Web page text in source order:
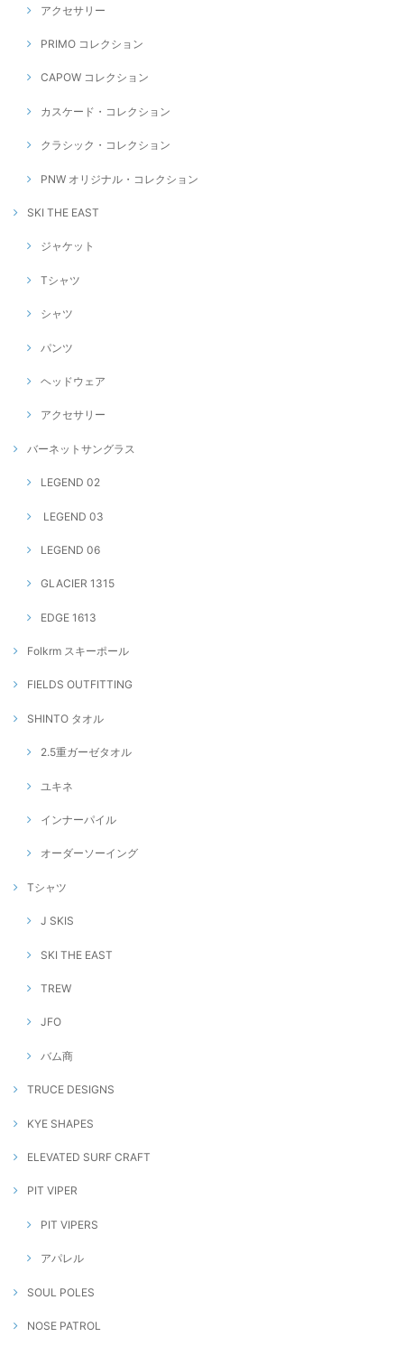
アクセサリー
PRIMO コレクション
CAPOW コレクション
カスケード・コレクション
クラシック・コレクション
PNW オリジナル・コレクション
SKI THE EAST
ジャケット
Tシャツ
シャツ
パンツ
ヘッドウェア
アクセサリー
バーネットサングラス
LEGEND 02
LEGEND 03
LEGEND 06
GLACIER 1315
EDGE 1613
Folkrm スキーポール
FIELDS OUTFITTING
SHINTO タオル
2.5重ガーゼタオル
ユキネ
インナーパイル
オーダーソーイング
Tシャツ
J SKIS
SKI THE EAST
TREW
JFO
バム商
TRUCE DESIGNS
KYE SHAPES
ELEVATED SURF CRAFT
PIT VIPER
PIT VIPERS
アパレル
SOUL POLES
NOSE PATROL